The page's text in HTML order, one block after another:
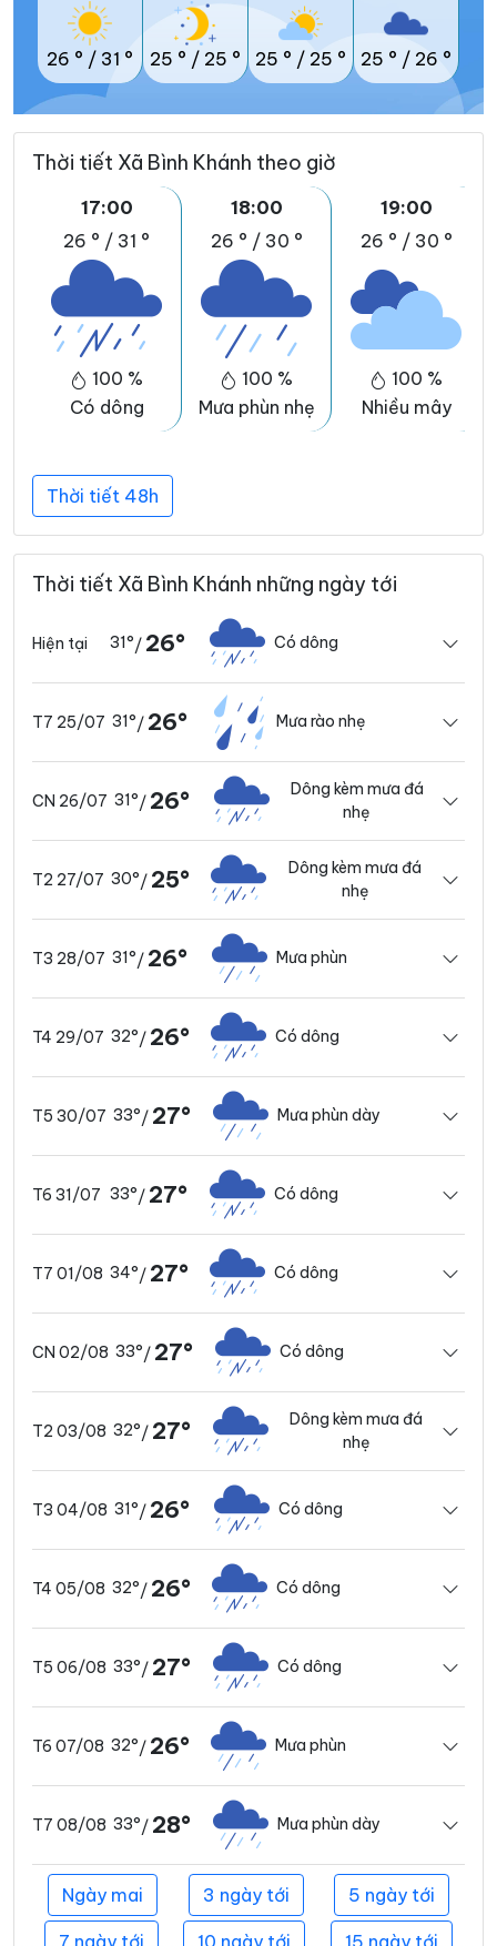
26 ° / 31 ° 25 ° / 25 ° 25 ° / 25 ° 25 ° / 26 °
Thời tiết Xã Bình Khánh theo giờ
17:00
26 ° / 31 °
100 %
Có dông
18:00
26 ° / 30 °
100 %
Mưa phùn nhẹ
19:00
26 ° / 30 °
100 %
Nhiều mây
Thời tiết 48h
Thời tiết Xã Bình Khánh những ngày tới
Hiện tại 31°/ 26° Có dông
T7 25/07 31°/ 26° Mưa rào nhẹ
CN 26/07 31°/ 26°
Dông kèm mưa đá
nhẹ
T2 27/07 30°/ 25°
Dông kèm mưa đá
nhẹ
T3 28/07 31°/ 26° Mưa phùn
T4 29/07 32°/ 26° Có dông
T5 30/07 33°/ 27° Mưa phùn dày
T6 31/07 33°/ 27° Có dông
T7 01/08 34°/ 27° Có dông
CN 02/08 33°/ 27° Có dông
T2 03/08 32°/ 27°
Dông kèm mưa đá
nhẹ
T3 04/08 31°/ 26° Có dông
T4 05/08 32°/ 26° Có dông
T5 06/08 33°/ 27° Có dông
T6 07/08 32°/ 26° Mưa phùn
T7 08/08 33°/ 28° Mưa phùn dày
Ngày mai 3 ngày tới 5 ngày tới
7 ngày tới 10 ngày tới 15 ngày tới